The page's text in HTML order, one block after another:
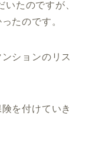
たのですが、
たのです。
ションのリス
を付けていき